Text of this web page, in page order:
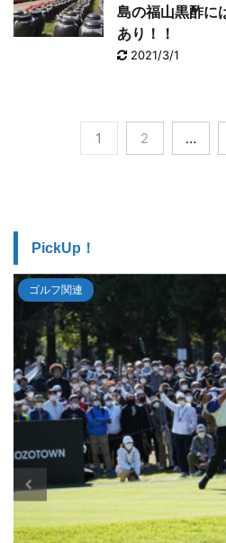
島の福山黒酢に
あり！！
2021/3/1
1 2 …
PickUp！
ゴルフ関連